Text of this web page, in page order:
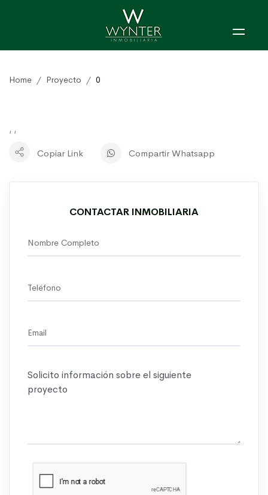
Home Proyecto 0
, ,
Copiar Link Compartir Whatsapp
CONTACTAR INMOBILIARIA